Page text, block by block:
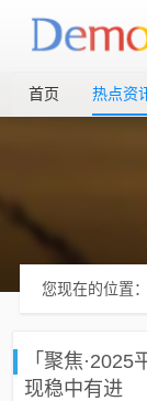
首页 热点资
您现在的位置：
「聚焦
现稳中有进